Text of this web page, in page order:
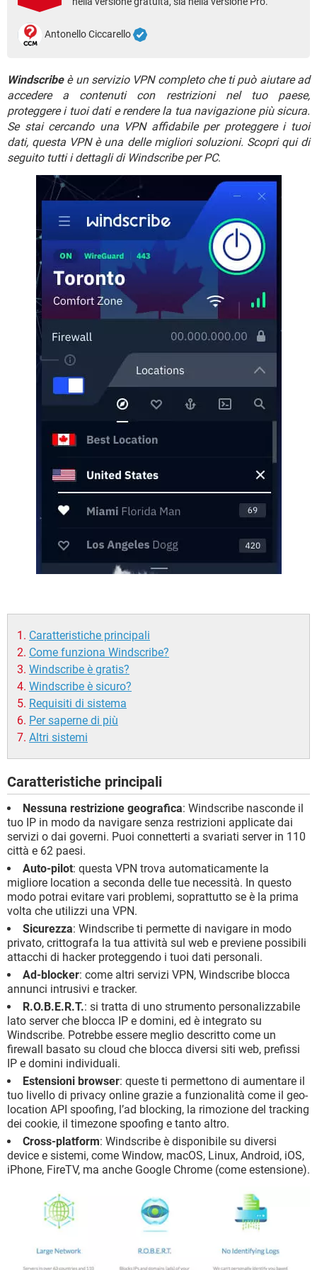
TIKTOK FACEBOOK
HARDWARE
Antonello Ciccarello
Windscribeè un servizio VPN completo che ti può aiutare ad
accedere a contenuti con restrizioni nel tuo paese,
proteggere i tuoi dati e rendere la tua navigazione più sicura.
Se stai cercando una VPN affidabile per proteggere i tuoi
dati, questa VPN è una delle migliori soluzioni. Scopri qui di
seguito tutti i dettagli di Windscribe per PC.
Caratteristiche principali
Come funziona Windscribe?
Windscribe è gratis?
Windscribe è sicuro?
Requisiti di sistema
Per saperne di più
Altri sistemi
Caratteristiche principali
Nessuna restrizione geografica: Windscribe nasconde il
tuo IP in modo da navigare senza restrizioni applicate dai
servizi o dai governi. Puoi connetterti a svariati server in 110
città e 62 paesi.
Auto-pilot: questa VPN trova automaticamente la
migliore location a seconda delle tue necessità. In questo
modo potrai evitare vari problemi, soprattutto se è la prima
volta che utilizzi una VPN.
Sicurezza: Windscribe ti permette di navigare in modo
privato, crittografa la tua attività sul web e previene possibili
attacchi di hacker proteggendo i tuoi dati personali.
Ad-blocker: come altri servizi VPN, Windscribe blocca
annunci intrusivi e tracker.
R.O.B.E.R.T.: si tratta di uno strumento personalizzabile
lato server che blocca IP e domini, ed è integrato su
Windscribe. Potrebbe essere meglio descritto come un
firewall basato su cloud che blocca diversi siti web, prefissi
IP e domini individuali.
Estensioni browser: queste ti permettono di aumentare il
tuo livello di privacy online grazie a funzionalità come il geo-
location API spoofing, l’ad blocking, la rimozione del tracking
dei cookie, il timezone spoofing e tanto altro.
Cross-platform: Windscribe è disponibile su diversi
device e sistemi, come Window, macOS, Linux, Android, iOS,
iPhone, FireTV, ma anche Google Chrome (come estensione).